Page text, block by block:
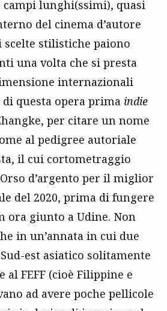
campi lunghi(ssimi), quasi
del cinema d’autore
stilistiche paiono
una volta che si presta
internazionali
questa opera prima indie
per citare un nome
al pedigree autoriale
il cui cortometraggio
d’argento per il miglior
del 2020, prima di fungere
ora giunto a Udine. Non
in un’annata in cui due
est asiatico solitamente
al FEFF (cioè Filippine e
ad avere poche pellicole